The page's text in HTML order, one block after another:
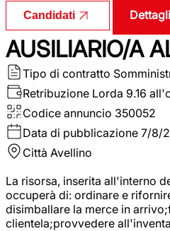
Candidati
AUSILIARIO/A
Tipo di contratto
Retribuzione Lorda 9.16
Codice annuncio 350052
Data di pubblicazione 7/8/
Città Avellino
La risorsa, inserita all'interno
occuperà di: ordinare e
disimballare la merce in
clientela;provvedere